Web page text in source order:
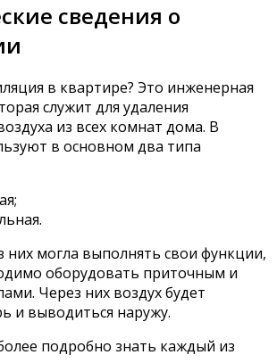
сведения о
в квартире? Это инженерная
служит для удаления
из всех комнат дома. В
в основном два типа
них могла выполнять свои функции,
оборудовать приточным и
Через них воздух будет
и выводиться наружу.
подробно знать каждый из